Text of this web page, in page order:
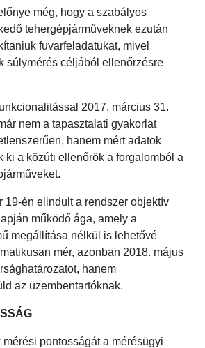
még, hogy a szabályos
tehergépjárműveknek ezután
fuvarfeladatukat, mivel
súlymérés céljából ellenőrzésre
2017. március 31.
nem a tapasztalati gyakorlat
hanem mért adatok
ki a közúti ellenőrök a forgalomból a
19-én elindult a rendszer objektív
működő ága, amely a
megállítása nélkül is lehetővé
mér, azonban 2018. május
hanem
az üzembentartóknak.
mérési pontosságát a mérésügyi